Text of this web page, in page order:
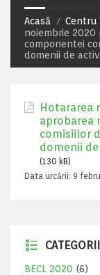
Acasă Centru
noiembrie
componentei
domenii de
Hotararea
aprobarea
comisiilor
domenii
(130 kB)
Data urcării: 9
BECL 2020 (6)